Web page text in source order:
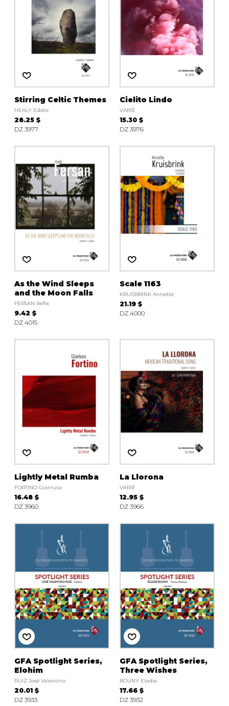
Stirring Celtic Themes
HEALY Eddie
28.25 $
DZ 3977
Cielito Lindo
VARIÉ
15.30 $
DZ 3976
As the Wind Sleeps
and the Moon Falls
FERSAN Refik
9.42 $
DZ 4015
Scale 1163
KRUISBRINK Annette
21.19 $
DZ 4000
Lightly Metal Rumba
FORTINO Gianluca
16.48 $
DZ 3960
La Llorona
VARIÉ
12.95 $
DZ 3966
GFA Spotlight Series,
Elohim
RUIZ José Valentino
20.01 $
DZ 3933
GFA Spotlight Series,
Three Wishes
BOUNY Elodie
17.66 $
DZ 3932